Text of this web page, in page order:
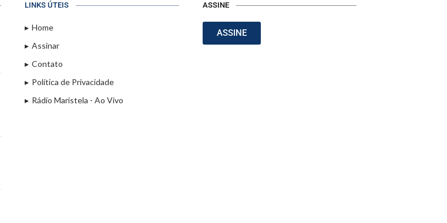
LINKS ÚTEIS
Home
Assinar
Contato
Política de Privacidade
Rádio Maristela - Ao Vivo
ASSINE
ASSINE